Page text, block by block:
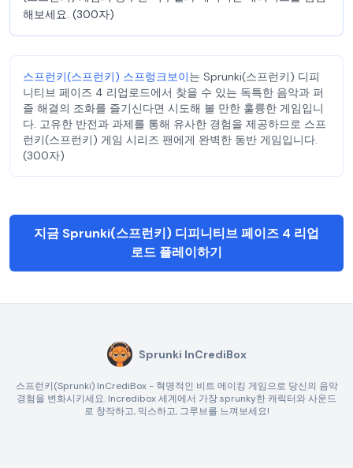
해보세요. (300자)
스프런키(스프런키) 스프렁크보이는 Sprunki(스프런키) 디피
니티브 페이즈 4 리업로드에서 찾을 수 있는 독특한 음악과 퍼
즐 해결의 조화를 즐기신다면 시도해 볼 만한 훌륭한 게임입니
다. 고유한 반전과 과제를 통해 유사한 경험을 제공하므로 스프
런키(스프런키) 게임 시리즈 팬에게 완벽한 동반 게임입니다.
(300자)
지금 Sprunki(스프런키) 디피니티브 페이즈 4 리업
로드 플레이하기
Sprunki InCrediBox
스프런키(Sprunki) InCrediBox - 혁명적인 비트 메이킹 게임으로 당신의 음악
경험을 변화시키세요. Incredibox 세계에서 가장 sprunky한 캐릭터와 사운드
로 창작하고, 믹스하고, 그루브를 느껴보세요!